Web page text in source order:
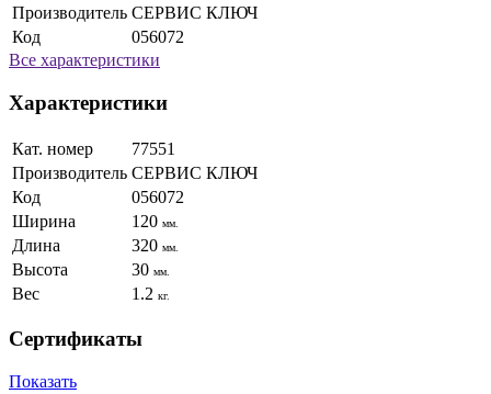
Производитель СЕРВИС КЛЮЧ
Код
056072
Все характеристики
Характеристики
Кат. номер
77551
Производитель СЕРВИС КЛЮЧ
Код
056072
Ширина
120 мм.
Длина 320 мм.
Высота 30 мм.
Вес 1.2 кг.
Сертификаты
Показать